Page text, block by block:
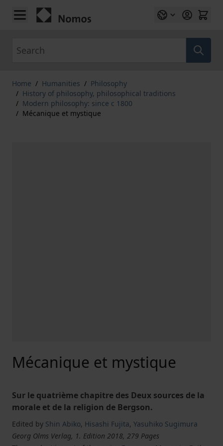
Skip to Content
Home / Humanities / Philosophy
/ History of philosophy, philosophical traditions
/ Modern philosophy: since c 1800
/ Mécanique et mystique
Mécanique et mystique
Sur le quatrième chapitre des Deux sources de la
morale et de la religion de Bergson.
Edited by Shin Abiko, Hisashi Fujita, Yasuhiko Sugimura
Georg Olms Verlag, 1. Edition 2018, 279 Pages